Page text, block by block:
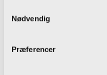
Nødvendig
Præferencer